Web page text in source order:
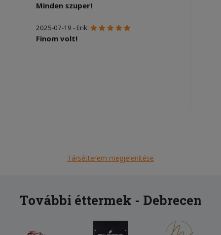
Minden szuper!
2025-07-19 - Erik:
Finom volt!
Társétterem megjelenítése
További éttermek - Debrecen